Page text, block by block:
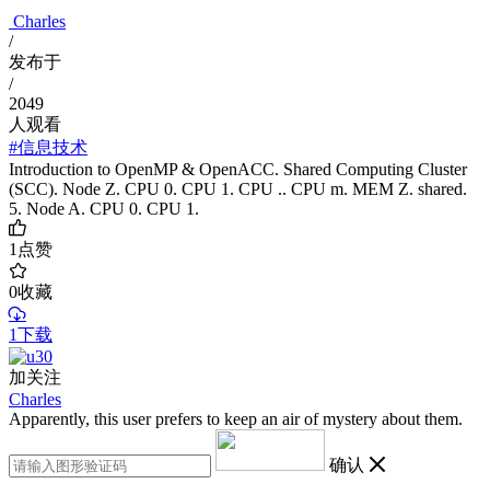
Charles
/
发布于
/
2049
人观看
#信息技术
Introduction to OpenMP & OpenACC. Shared Computing Cluster
(SCC). Node Z. CPU 0. CPU 1. CPU .. CPU m. MEM Z. shared.
5. Node A. CPU 0. CPU 1.
1点赞
0收藏
1下载
加关注
Charles
Apparently, this user prefers to keep an air of mystery about them.
确认